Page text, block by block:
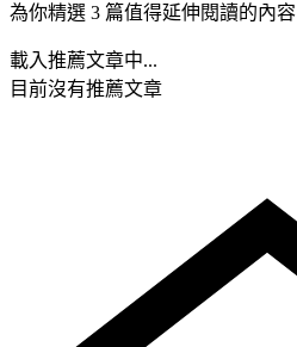
為你精選 3 篇值得延伸閱讀的內容
載入推薦文章中...
目前沒有推薦文章